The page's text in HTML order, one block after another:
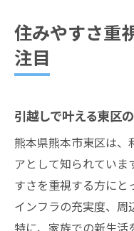
住みやすさ重
注目
引越しで叶える東区
熊本県熊本市東区は、
アとして知られていま
すさを重視する方にと
インフラの充実度、周